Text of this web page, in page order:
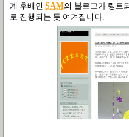
계 후배인SAM의 블로그가 링트
로 진행되는 듯 여겨집니다.